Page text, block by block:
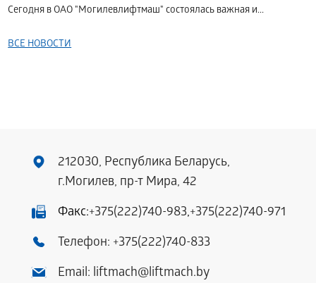
Сегодня в ОАО "Могилевлифтмаш" состоялась важная и...
ВСЕ НОВОСТИ
212030, Республика Беларусь,
г.Могилев, пр-т Мира, 42
Факс:+375(222)740-983,+375(222)740-971
Телефон: +375(222)740-833
Email: liftmach@liftmach.by